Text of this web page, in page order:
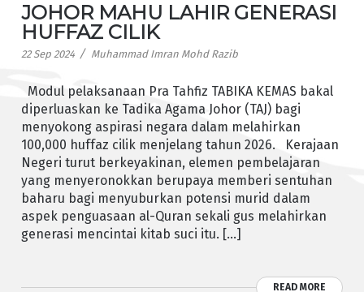
JOHOR MAHU LAHIR GENERASI
HUFFAZ CILIK
22 Sep 2024 / Muhammad Imran Mohd Razib
Modul pelaksanaan Pra Tahfiz TABIKA KEMAS bakal
diperluaskan ke Tadika Agama Johor (TAJ) bagi
menyokong aspirasi negara dalam melahirkan
100,000 huffaz cilik menjelang tahun 2026. Kerajaan
Negeri turut berkeyakinan, elemen pembelajaran
yang menyeronokkan berupaya memberi sentuhan
baharu bagi menyuburkan potensi murid dalam
aspek penguasaan al-Quran sekali gus melahirkan
generasi mencintai kitab suci itu. […]
READ MORE